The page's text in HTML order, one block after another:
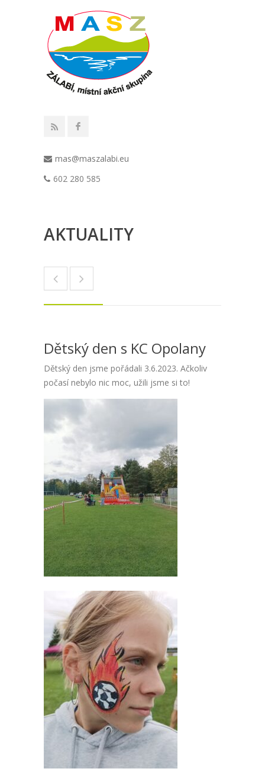
mas@maszalabi.eu
602 280 585
AKTUALITY
Dětský den s KC Opolany
Dětský den jsme pořádali 3.6.2023. Ačkoliv
počasí nebylo nic moc, užili jsme si to!